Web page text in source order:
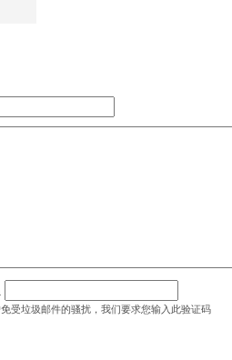
受垃圾邮件的骚扰，我们要求您输入此验证码